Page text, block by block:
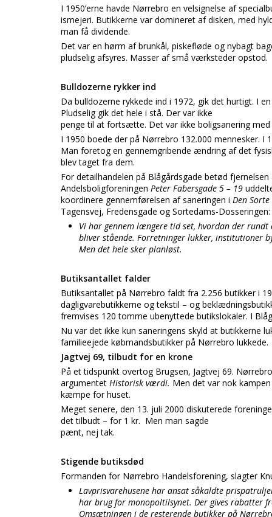
I 1950’erne havde Nørrebro en velsignelse af
ismejeri. Butikkerne var domineret af disken, med
man få dividende.
Det var en hørm af brunkål, piskefløde og nybagt
pludselig afsyres. Masser af små værksteder opstod.
Bulldozerne rykker ind
Da bulldozerne rykkede ind i 1972, gik det hurtigt. I
Pludselig gik det hele i stå. Der var ikke
penge til at fortsætte. Det var ikke boligsanering
I 1950 boede der på Nørrebro 132.000 mennesker. I
Man foretog en gennemgribende ændring af det
blev taget fra dem.
For detailhandelen på Blågårdsgade betød
Andelsboligforeningen Peter Fabersgade 5 – 19
koordinere gennemførelsen af saneringen i Den
Tagensvej, Fredensgade og Sortedams-Dosseringen:
Vi har gennem længere tid set, hvordan der
bliver stående. Forretninger lukker, institutioner
Men det hele sker planløst.
Butiksantallet falder
Butiksantallet på Nørrebro faldt fra 2.256 butikker i
dagligvarebutikkerne og tekstil – og
fremvises 120 tomme ubenyttede butikslokaler. I
Nu var det ikke kun saneringens skyld at butikkerne
familieejede købmandsbutikker på Nørrebro lukkede.
Jagtvej 69, tilbudt for en krone
På et tidspunkt overtog Brugsen, Jagtvej 69.
argumentet Historisk værdi. Men det var nok
kæmpe for huset.
Meget senere, den 13. juli 2000 diskuterede
det tilbudt – for 1 kr. Men man sagde
pænt, nej tak.
Stigende butiksdød
Formanden for Nørrebro Handelsforening, slagter
Lavprisvarehusene har ansat såkaldte
har brug for monopoltilsynet. Der gives rabatter
Omsætningen i de resterende butikker på